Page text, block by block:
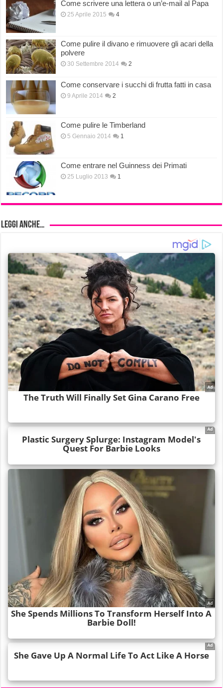
Come scrivere una lettera o un’e-mail al Papa
25 Aprile 2015 4
Come pulire il divano e rimuovere gli acari della
polvere
30 Settembre 2014 2
Come conservare i succhi di frutta fatti in casa
9 Aprile 2014 2
Come pulire le Timberland
5 Gennaio 2014 1
Come entrare nel Guinness dei Primati
25 Luglio 2013 1
Leggi anche…